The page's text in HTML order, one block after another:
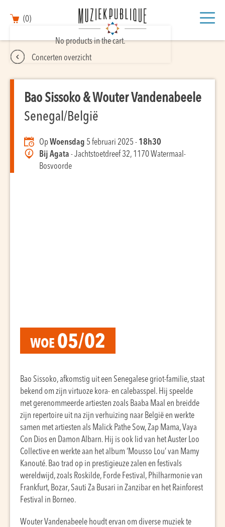
(0)
No products in the cart.
Concerten overzicht
Bao Sissoko & Wouter Vandenabeele
Senegal/België
OpWoensdag 5 februari 2025 - 18h30
Bij Agata - Jachtstoetdreef 32, 1170 Watermaal-
Bosvoorde
WOE 05/02
Bao Sissoko, afkomstig uit een Senegalese griot-familie, staat
bekend om zijn virtuoze kora- en calebasspel. Hij speelde
met gerenommeerde artiesten zoals Baaba Maal en breidde
zijn repertoire uit na zijn verhuizing naar België en werkte
samen met artiesten als Malick Pathe Sow, Zap Mama, Vaya
Con Dios en Damon Albarn. Hij is ook lid van het Auster Loo
Collective en werkte aan het album ‘Mousso Lou’ van Mamy
Kanouté. Bao trad op in prestigieuze zalen en festivals
wereldwijd, zoals Roskilde, Forde Festival, Philharmonie van
Frankfurt, Bozar, Sauti Za Busari in Zanzibar en het Rainforest
Festival in Borneo.
Wouter Vandenabeele houdt ervan om diverse muziek te